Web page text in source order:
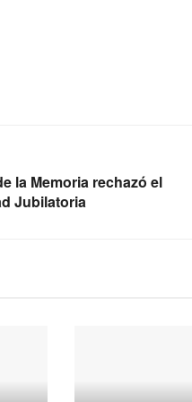
la Memoria rechazó el
Jubilatoria